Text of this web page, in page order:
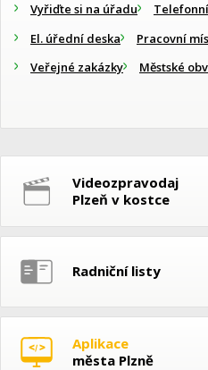
Vyřiďte si na úřadu
El. úřední deska
Pracovní
Veřejné zakázky
Městské
Videozpravodaj
Plzeň v kostce
Radniční listy
Aplikace
města Plzně